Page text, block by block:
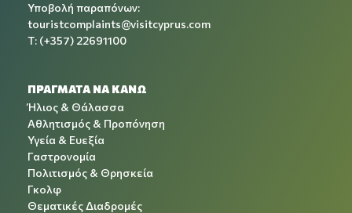
Υποβολή παραπόνων:
touristcomplaints@visitcyprus.com
T: (+357) 22691100
ΠΡΑΓΜΑΤΑ ΝΑ ΚΑΝΩ
Ήλιος & Θάλασσα
Αθλητισμός & Προπόνηση
Υγεία & Ευεξία
Γαστρονομία
Πολιτισμός & Θρησκεία
Γκολφ
Θεματικές Διαδρομές